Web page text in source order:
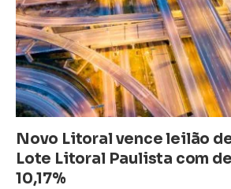
Novo Litoral vence leilão
Lote Litoral Paulista com
10,17%